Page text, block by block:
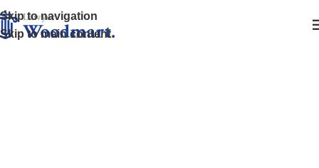
Skip to navigation
Skip to main content